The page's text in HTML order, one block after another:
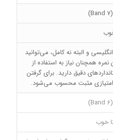
و البته نه کامل، می‌توانید
نمره همچنان نیاز به استفاده از
دقیق دارید. برای گرفتن
خوب